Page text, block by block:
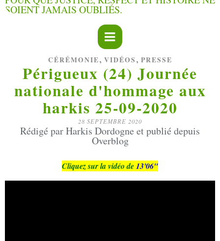
CÉRÉMONIE, VIDÉOS , PRESSE
Périgueux (24) Journée
nationale d'hommage aux
harkis 25-09-2020
28 SEPTEMBRE 2020
Rédigé par Harkis Dordogne et publié depuis
Overblog
Cliquez sur la vidéo de13'06"